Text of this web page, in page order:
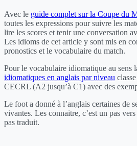
Avec le guide complet sur la Coupe du
toutes les expressions pour suivre les
lire les scores et tenir une conversation
Les idioms de cet article y sont mis en
pronostics et le vocabulaire du match.
Pour le vocabulaire idiomatique au sens
idiomatiques en anglais par niveau
CECRL (A2 jusqu’à C1) avec des
Le foot a donné à l’anglais certaines de
vivantes. Les connaitre, c’est un pas
pas traduit.